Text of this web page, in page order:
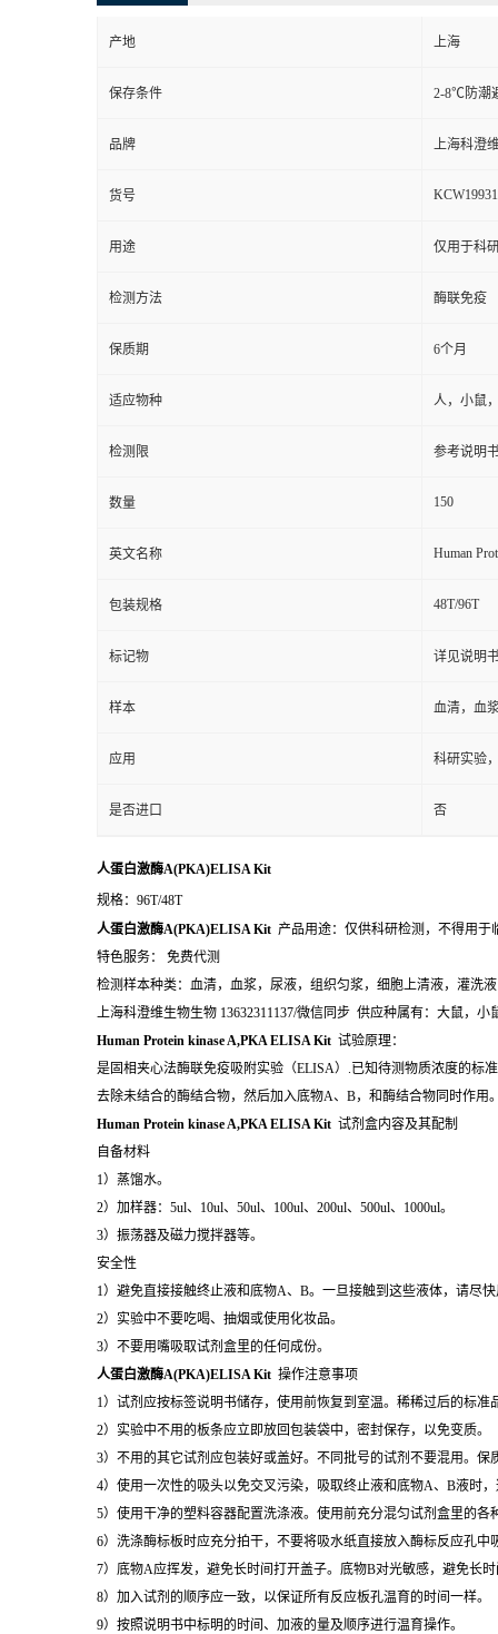
产地 上海
保存条件 2-8℃防潮
品牌 上海科澄
货号 KCW19931
用途 仅用于科
检测方法 酶联免疫
保质期 6个月
适应物种 人，小鼠
检测限 参考说明
数量 150
英文名称 Human
包装规格 48T/96T
标记物 详见说明
样本 血清，血
应用 科研实验
是否进口 否
人蛋白激酶A(PKA)ELISA Kit
规格：96T/48T
人蛋白激酶A(PKA)ELISA Kit 产品用途：仅供科研检测，不得用于
特色服务： 免费代测
检测样本种类：血清，血浆，尿液，组织匀浆，细胞上清液，灌洗
上海科澄维生物生物 13632311137/微信同步 供应种属有：大鼠，
Human Protein kinase A,PKA ELISA Kit 试验原理：
是固相夹心法酶联免疫吸附实验（ELISA）.已知待测物质浓度的标
去除未结合的酶结合物，然后加入底物A、B，和酶结合物同时作
Human Protein kinase A,PKA ELISA Kit 试剂盒内容及其配制
自备材料
1）蒸馏水。
2）加样器：5ul、10ul、50ul、100ul、200ul、500ul、1000ul。
3）振荡器及磁力搅拌器等。
安全性
1）避免直接接触终止液和底物A、B。一旦接触到这些液体，请尽
2）实验中不要吃喝、抽烟或使用化妆品。
3）不要用嘴吸取试剂盒里的任何成份。
人蛋白激酶A(PKA)ELISA Kit 操作注意事项
1）试剂应按标签说明书储存，使用前恢复到室温。稀稀过后的标准
2）实验中不用的板条应立即放回包装袋中，密封保存，以免变质。
3）不用的其它试剂应包装好或盖好。不同批号的试剂不要混用。保
4）使用一次性的吸头以免交叉污染，吸取终止液和底物A、B液时
5）使用干净的塑料容器配置洗涤液。使用前充分混匀试剂盒里的各
6）洗涤酶标板时应充分拍干，不要将吸水纸直接放入酶标反应孔中
7）底物A应挥发，避免长时间打开盖子。底物B对光敏感，避免长
8）加入试剂的顺序应一致，以保证所有反应板孔温育的时间一样。
9）按照说明书中标明的时间、加液的量及顺序进行温育操作。